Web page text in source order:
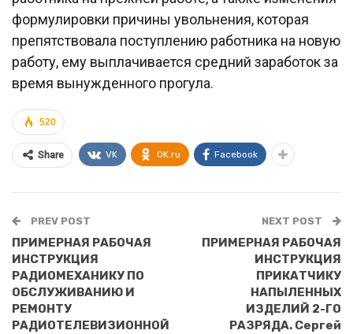
формулировки причины увольнения, которая
препятствовала поступлению работника на новую
работу, ему выплачивается средний заработок за
время вынужденного прогула.
520
Share VK OK.ru Facebook
PREV POST
ПРИМЕРНАЯ РАБОЧАЯ
ИНСТРУКЦИЯ
РАДИОМЕХАНИКУ ПО
ОБСЛУЖИВАНИЮ И
РЕМОНТУ
РАДИОТЕЛЕВИЗИОННОЙ
NEXT POST
ПРИМЕРНАЯ РАБОЧАЯ
ИНСТРУКЦИЯ
ПРИКАТЧИКУ
НАПЫЛЕННЫХ
ИЗДЕЛИЙ 2-ГО
РАЗРЯДА. Сергей